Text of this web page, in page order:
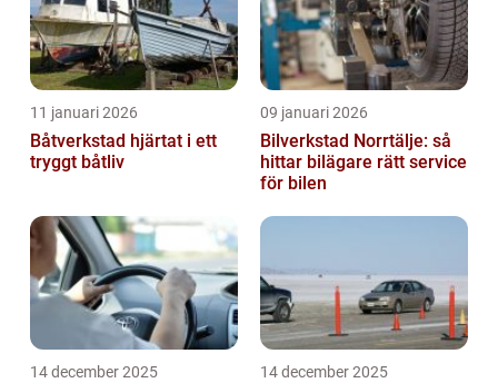
11 januari 2026
Båtverkstad hjärtat i ett
tryggt båtliv
09 januari 2026
Bilverkstad Norrtälje: så
hittar bilägare rätt service
för bilen
14 december 2025 14 december 2025